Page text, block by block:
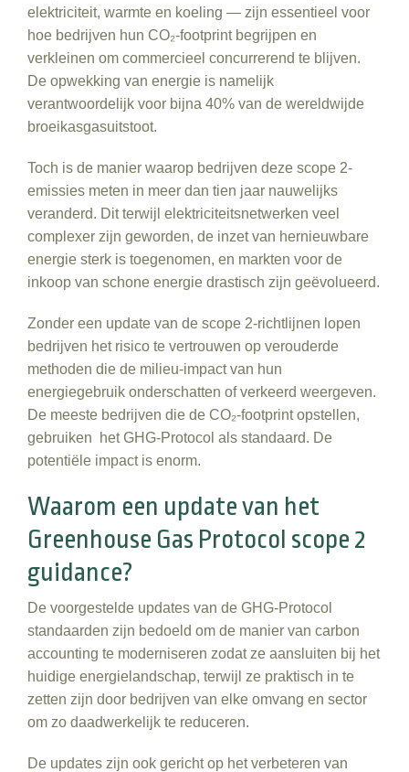
elektriciteit, warmte en koeling — zijn essentieel voor
hoe bedrijven hun CO₂-footprint begrijpen en
verkleinen om commercieel concurrerend te blijven.
De opwekking van energie is namelijk
verantwoordelijk voor bijna 40% van de wereldwijde
broeikasgasuitstoot.
Toch is de manier waarop bedrijven deze scope 2-
emissies meten in meer dan tien jaar nauwelijks
veranderd. Dit terwijl elektriciteitsnetwerken veel
complexer zijn geworden, de inzet van hernieuwbare
energie sterk is toegenomen, en markten voor de
inkoop van schone energie drastisch zijn geëvolueerd.
Zonder een update van de scope 2-richtlijnen lopen
bedrijven het risico te vertrouwen op verouderde
methoden die de milieu-impact van hun
energiegebruik onderschatten of verkeerd weergeven.
De meeste bedrijven die de CO₂-footprint opstellen,
gebruiken hetGHG-Protocol als standaard. De
potentiële impact is enorm.
Waarom een update van het
Greenhouse Gas Protocol scope 2
guidance?
De voorgestelde updates van de GHG-Protocol
standaarden zijn bedoeld om de manier van carbon
accounting te moderniseren zodat ze aansluiten bij het
huidige energielandschap, terwijl ze praktisch in te
zetten zijn door bedrijven van elke omvang en sector
om zo daadwerkelijk te reduceren.
De updates zijn ook gericht op het verbeteren van